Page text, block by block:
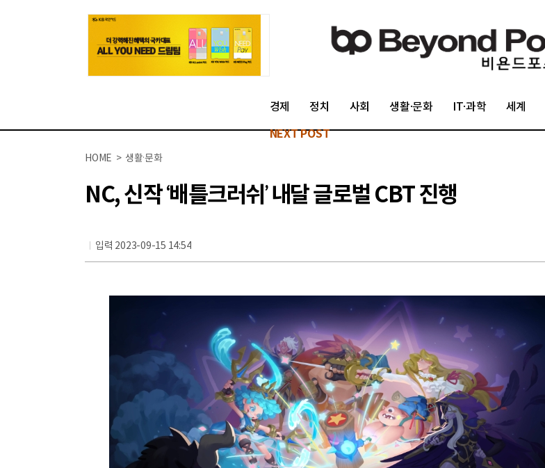
경제 정치 사회 생활·문화 IT·과학 세계
NEXT POST
HOME > 생활·문화
NC, 신작 ‘배틀크러쉬’ 내달 글로벌 CBT 진행
입력 2023-09-15 14:54